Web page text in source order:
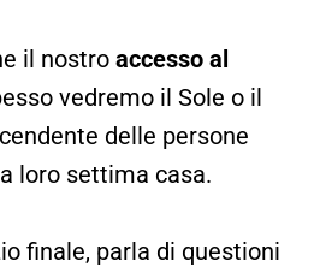
il nostro accesso al
vedremo il Sole o il
delle persone
loro settima casa.
finale, parla di questioni